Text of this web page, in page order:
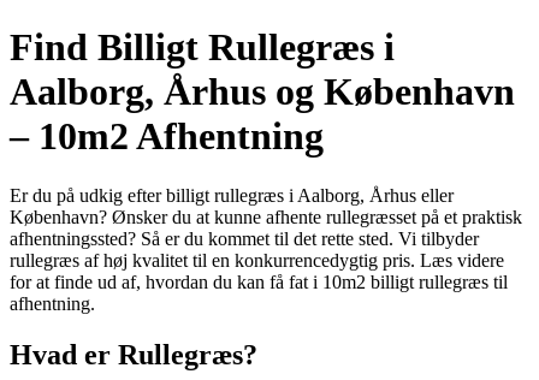
Find Billigt Rullegræs i
Aalborg, Århus og København
– 10m2 Afhentning
Er du på udkig efter billigt rullegræs i Aalborg, Århus eller
København? Ønsker du at kunne afhente rullegræsset på et praktisk
afhentningssted? Så er du kommet til det rette sted. Vi tilbyder
rullegræs af høj kvalitet til en konkurrencedygtig pris. Læs videre
for at finde ud af, hvordan du kan få fat i 10m2 billigt rullegræs til
afhentning.
Hvad er Rullegræs?